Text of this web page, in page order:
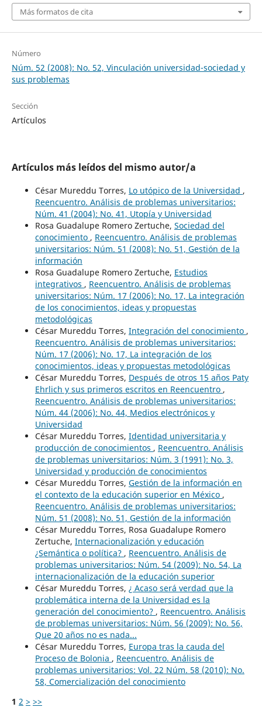
Más formatos de cita
Número
Núm. 52 (2008): No. 52, Vinculación universidad-sociedad y
sus problemas
Sección
Artículos
Artículos más leídos del mismo autor/a
César Mureddu Torres, Lo utópico de la Universidad ,
Reencuentro. Análisis de problemas universitarios:
Núm. 41 (2004): No. 41, Utopía y Universidad
Rosa Guadalupe Romero Zertuche, Sociedad del
conocimiento , Reencuentro. Análisis de problemas
universitarios: Núm. 51 (2008): No. 51, Gestión de la
información
Rosa Guadalupe Romero Zertuche, Estudios
integrativos , Reencuentro. Análisis de problemas
universitarios: Núm. 17 (2006): No. 17, La integración
de los conocimientos, ideas y propuestas
metodológicas
César Mureddu Torres, Integración del conocimiento ,
Reencuentro. Análisis de problemas universitarios:
Núm. 17 (2006): No. 17, La integración de los
conocimientos, ideas y propuestas metodológicas
César Mureddu Torres, Después de otros 15 años Paty
Ehrlich y sus primeros escritos en Reencuentro ,
Reencuentro. Análisis de problemas universitarios:
Núm. 44 (2006): No. 44, Medios electrónicos y
Universidad
César Mureddu Torres, Identidad universitaria y
producción de conocimientos , Reencuentro. Análisis
de problemas universitarios: Núm. 3 (1991): No. 3,
Universidad y producción de conocimientos
César Mureddu Torres, Gestión de la información en
el contexto de la educación superior en México ,
Reencuentro. Análisis de problemas universitarios:
Núm. 51 (2008): No. 51, Gestión de la información
César Mureddu Torres, Rosa Guadalupe Romero
Zertuche, Internacionalización y educación
¿Semántica o política? , Reencuentro. Análisis de
problemas universitarios: Núm. 54 (2009): No. 54, La
internacionalización de la educación superior
César Mureddu Torres, ¿ Acaso será verdad que la
problemática interna de la Universidad es la
generación del conocimiento? , Reencuentro. Análisis
de problemas universitarios: Núm. 56 (2009): No. 56,
Que 20 años no es nada...
César Mureddu Torres, Europa tras la cauda del
Proceso de Bolonia , Reencuentro. Análisis de
problemas universitarios: Vol. 22 Núm. 58 (2010): No.
58, Comercialización del conocimiento
1 2 > >>